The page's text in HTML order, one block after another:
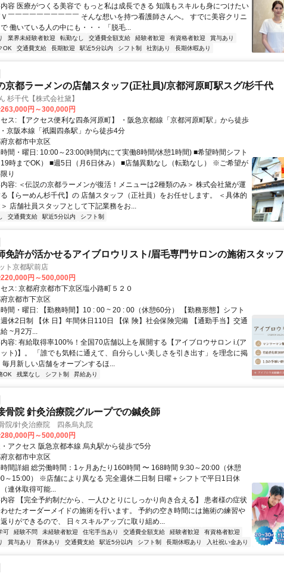
容 医療がつくる美容で もっと私は成長できる 知識もスキルも身につけたい
￣￣￣￣￣￣￣￣￣￣ そんな想いを持つ看護師さんへ。 すでに美容クリニ
で 働いている人の中にも・・・ 「脱毛...
業界未経験者歓迎 転勤なし 交通費全額支給 経験者歓迎 有資格者歓迎
賞与あり
OK
交通費支給 長期歓迎 駅近5分以内 シフト制 社割あり 長期休暇あり
京都ラーメンの店舗スタッフ(正社員)/京都河原町駅スグ/杉千代
杉千代【株式会社黛】
円～300,000円
・阪急京都線「京都河原町駅」から徒歩
京阪本線「祇園四条駅」から徒歩4分
京都市中京区
間・曜日: 10:00～23:00(時間内にて実働8時間/休憩1時間) ■希望時間シフト
時までOK） ■週5日（月6日休み） ■店舗異動なし（転勤なし） ※ご希望が
り
容: ＜伝説の京都ラーメンが復活！メニューは2種類のみ＞ 株式会社黛が運
【らーめん杉千代】の 店舗スタッフ（正社員）をお任せします。 ＜具体的
店舗社員スタッフとして下記業務をお...
交通費支給 駅近5分以内 シフト制
免許が活かせるアイブロウリスト/眉毛専門サロンの施術スタッフ
ト京都駅前店
円～500,000円
アクセス: 京都府京都市下京区塩小路町５２０
京都市下京区
間・曜日: 【勤務時間】10 : 00 ~ 20 : 00（休憩60分） 【勤務形態】シフト
休2日制 【休 日】年間休日110日 【保 険】社会保険完備 【通勤手当】交通
~月2万...
容: 有給取得率100%！全国70店舗以上を展開する【アイブロウサロン i.(ア
ト)】。 「誰でも気軽に通えて、自分らしい美しさを引き出す」を理念に掲
毎月新しい店舗をオープンするほ...
OK 残業なし シフト制 昇給あり
骨院 針灸治療院グループでの鍼灸師
院/針灸治療院 四条烏丸院
円～500,000円
アクセス 阪急京都本線 烏丸駅から徒歩で5分
京都市中京区
間詳細 総労働時間：1ヶ月あたり160時間 〜 168時間 9:30～20:00（休憩
～15:00） ※店舗により異なる 完全週休二日制 日曜＋シフトで平日1日休
連休取得可能...
容 【完全予約制だから、一人ひとりにしっかり向き合える】 患者様の症状
せたオーダーメイドの施術を行います。 予約の空き時間には施術の練習や
りができるので、 日々スキルアップに取り組め...
可 経験不問 未経験者歓迎 住宅手当あり 交通費全額支給 経験者歓迎
有資格者歓迎
賞与あり 育休あり 交通費支給 駅近5分以内 シフト制 長期休暇あり 入社祝い金あり